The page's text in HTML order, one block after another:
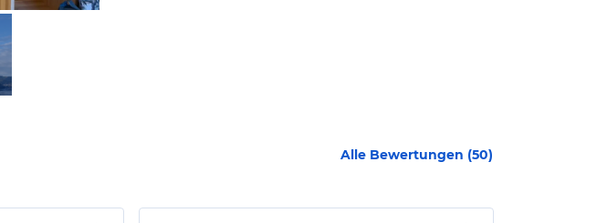
Alle Bewertungen (50)